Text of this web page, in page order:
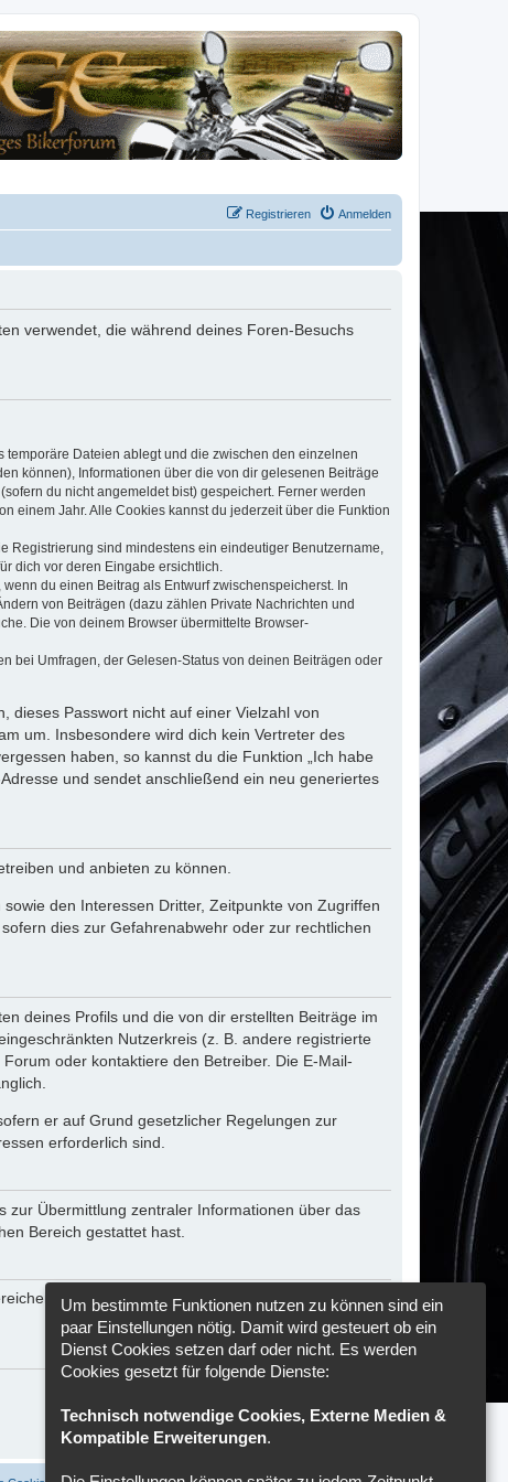
Anmelden
Registrieren
verwendet, die während deines Foren-Besuchs
Dateien ablegt und die zwischen den einzelnen
können), Informationen über die von dir gelesenen Beiträge
du nicht angemeldet bist) gespeichert. Ferner werden
einem Jahr. Alle Cookies kannst du jederzeit über die Funktion
Registrierung sind mindestens ein eindeutiger Benutzername,
dich vor deren Eingabe ersichtlich.
du einen Beitrag als Entwurf zwischenspeicherst. In
von Beiträgen (dazu zählen Private Nachrichten und
Die von deinem Browser übermittelte Browser-
bei Umfragen, der Gelesen-Status von deinen Beiträgen oder
dieses Passwort nicht auf einer Vielzahl von
um. Insbesondere wird dich kein Vertreter des
haben, so kannst du die Funktion „Ich habe
und sendet anschließend ein neu generiertes
und anbieten zu können.
den Interessen Dritter, Zeitpunkte von Zugriffen
dies zur Gefahrenabwehr oder zur rechtlichen
deines Profils und die von dir erstellten Beiträge im
Nutzerkreis (z. B. andere registrierte
oder kontaktiere den Betreiber. Die E-Mail-
er auf Grund gesetzlicher Regelungen zur
erforderlich sind.
zur Übermittlung zentraler Informationen über das
Bereich gestattet hast.
seiner Software weitere personenbezogene
Um bestimmte Funktionen nutzen zu können sind ein
paar Einstellungen nötig. Damit wird gesteuert ob ein
Dienst Cookies setzen darf oder nicht. Es werden
Cookies gesetzt für folgende Dienste:
Technisch notwendige Cookies, Externe Medien &
Kompatible Erweiterungen.